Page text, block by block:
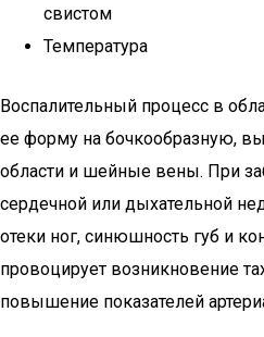
свистом
Температура
Воспалительный процесс в
ее форму на бочкообразную,
области и шейные вены. При
сердечной или дыхательной
отеки ног, синюшность губ и
провоцирует возникновение
повышение показателей